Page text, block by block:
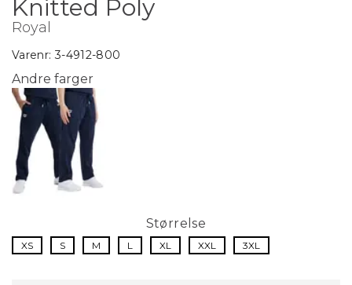
Knitted Poly
Royal
Varenr:3-4912-800
Andre farger
Størrelse
XS S M L XL XXL 3XL